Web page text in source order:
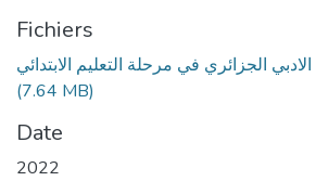
Fichiers
(7.64 MB)
Date
2022